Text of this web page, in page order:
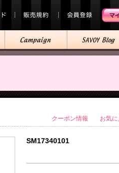
クーポン情報 お気
SM17340101